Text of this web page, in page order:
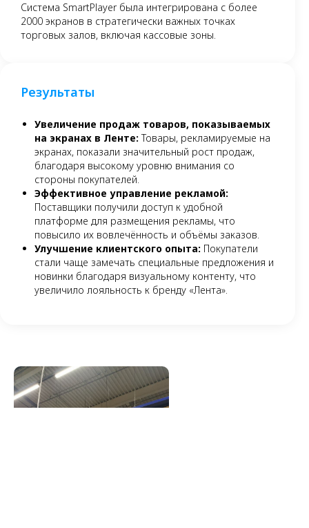
Система SmartPlayer была интегрирована с более
2000 экранов в стратегически важных точках
торговых залов, включая кассовые зоны.
Результаты
Увеличение продаж товаров, показываемых
на экранах в Ленте:Товары, рекламируемые на
экранах, показали значительный рост продаж,
благодаря высокому уровню внимания со
стороны покупателей.
Эффективное управление рекламой:
Поставщики получили доступ к удобной
платформе для размещения рекламы, что
повысило их вовлечённость и объёмы заказов.
Улучшение клиентского опыта: Покупатели
стали чаще замечать специальные предложения и
новинки благодаря визуальному контенту, что
увеличило лояльность к бренду «Лента».